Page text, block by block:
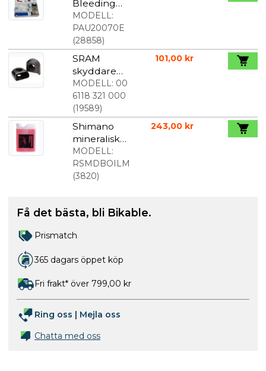
Bleeding
Kit
MODELL:
PAU20070E
(28858)
SRAM
skyddare
till kolfiber
pedalarm
MODELL: 00
6118 321 000
(19589)
101,00 kr
Shimano
mineralisk
bromsvätsk
a
MODELL:
RSMDBOILM
(3820)
243,00 kr
Få det bästa, bli Bikable.
Prismatch
365 dagars öppet köp
Fri frakt* över 799,00 kr
Ring oss | Mejla oss
Chatta med oss